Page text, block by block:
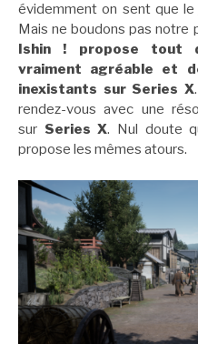
évidemment on sent que
Mais ne boudons pas notre
Ishin ! propose tout
vraiment agréable et
inexistants sur Series X
rendez-vous avec une
sur Series X. Nul doute
propose les mêmes atours.